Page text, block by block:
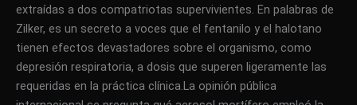
extraídas a dos compatriotas supervivientes. En palabras de
Zilker, es un secreto a voces que el fentanilo y el halotano
tienen efectos devastadores sobre el organismo, como
depresión respiratoria, a dosis que superen ligeramente las
requeridas en la práctica clínica.La opinión pública